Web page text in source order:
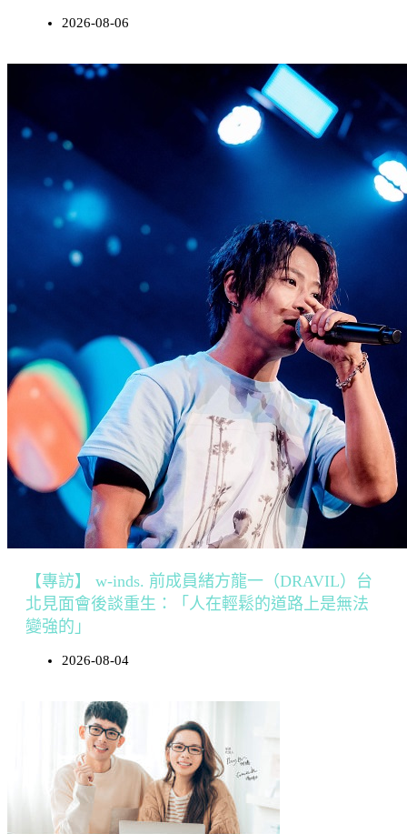
2026-08-06
【專訪】 w-inds. 前成員緒方龍一（DRAVIL）台
北見面會後談重生：「人在輕鬆的道路上是無法
變強的」
2026-08-04